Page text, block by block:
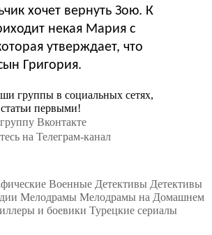
хочет вернуть Зою. К
некая Мария с
утверждает, что
Григория.
группы в социальных сетях,
первыми!
Военные Детективы Детективы
Мелодрамы Мелодрамы на Домашнем
и боевики Турецкие сериалы